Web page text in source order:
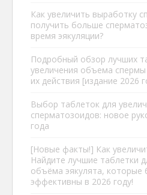
Как увеличить выработку
получить больше
время эякуляции?
Подробный обзор лучших
увеличения объема
их действия [издание 2026
Выбор таблеток для
сперматозоидов: новое
года
[Новые факты!] Как
Найдите лучшие таблетки
объёма эякулята, которые
эффективны в 2026 году!